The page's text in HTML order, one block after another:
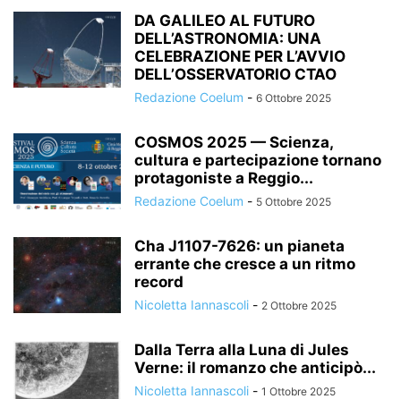
DA GALILEO AL FUTURO
DELL’ASTRONOMIA: UNA
CELEBRAZIONE PER L’AVVIO
DELL’OSSERVATORIO CTAO
Redazione Coelum - 6 Ottobre 2025
COSMOS 2025 — Scienza,
cultura e partecipazione tornano
protagoniste a Reggio...
Redazione Coelum - 5 Ottobre 2025
Cha J1107-7626: un pianeta
errante che cresce a un ritmo
record
Nicoletta Iannascoli - 2 Ottobre 2025
Dalla Terra alla Luna di Jules
Verne: il romanzo che anticipò...
Nicoletta Iannascoli - 1 Ottobre 2025